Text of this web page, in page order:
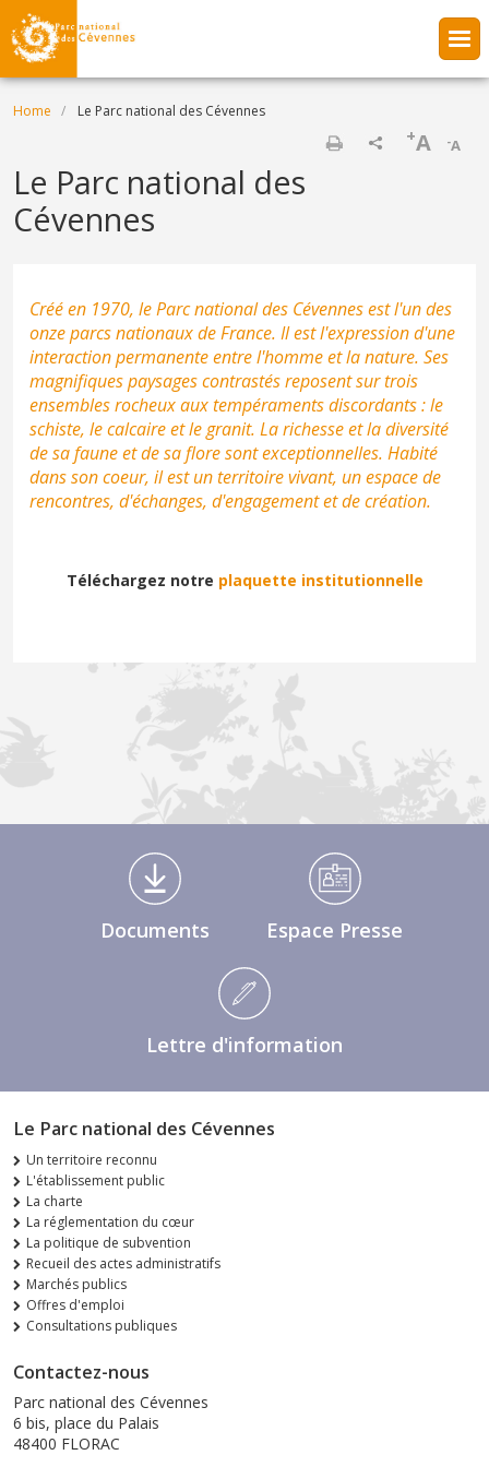
Skip to main content
Breadcrumb
Home Le Parc national des Cévennes
-A
+A
Le Parc national des
Cévennes
Créé en 1970, le Parc national des Cévennes est l'un des
onze parcs nationaux de France. Il est l'expression d'une
interaction permanente entre l'homme et la nature. Ses
magnifiques paysages contrastés reposent sur trois
ensembles rocheux aux tempéraments discordants : le
schiste, le calcaire et le granit. La richesse et la diversité
de sa faune et de sa flore sont exceptionnelles. Habité
dans son coeur, il est un territoire vivant, un espace de
rencontres, d'échanges, d'engagement et de création.
Téléchargez notre plaquette institutionnelle
Médiathèque Footer
Documents Espace Presse
Lettre d'information
Le Parc national des Cévennes
Un territoire reconnu
L'établissement public
La charte
La réglementation du cœur
La politique de subvention
Recueil des actes administratifs
Marchés publics
Offres d'emploi
Consultations publiques
Contactez-nous
Parc national des Cévennes
6 bis, place du Palais
48400 FLORAC